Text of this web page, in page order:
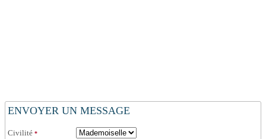
ENVOYER UN MESSAGE
Civilité *